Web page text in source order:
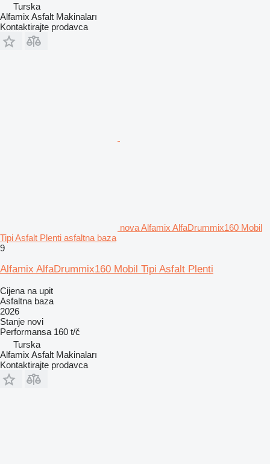
Turska
Alfamix Asfalt Makinaları
Kontaktirajte prodavca
nova Alfamix AlfaDrummix160 Mobil
Tipi Asfalt Plenti asfaltna baza
9
Alfamix AlfaDrummix160 Mobil Tipi Asfalt Plenti
Cijena na upit
Asfaltna baza
2026
Stanje novi
Performansa 160 t/č
Turska
Alfamix Asfalt Makinaları
Kontaktirajte prodavca